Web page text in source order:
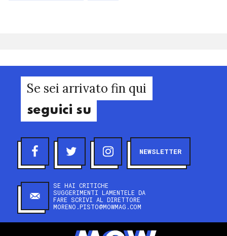
Se sei arrivato fin qui
seguici su
NEWSLETTER
SE HAI CRITICHE
SUGGERIMENTI LAMENTELE DA
FARE SCRIVI AL DIRETTORE
MORENO.PISTO@MOWMAG.COM